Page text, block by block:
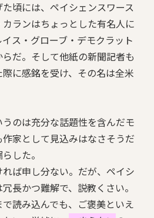
頃には、ペイシェンスワース
ランはちょっとした有名人に
ス・グローブ・デモクラット
だ。そして他紙の新聞記者も
に感銘を受け、その名は全米
のは充分な話題性を含んだモ
家として見込みはなさそうだ
した。
ば申し分ない。だが、ペイシ
長かつ難解で、説教くさい。
読み込んでも、ご褒美といえ